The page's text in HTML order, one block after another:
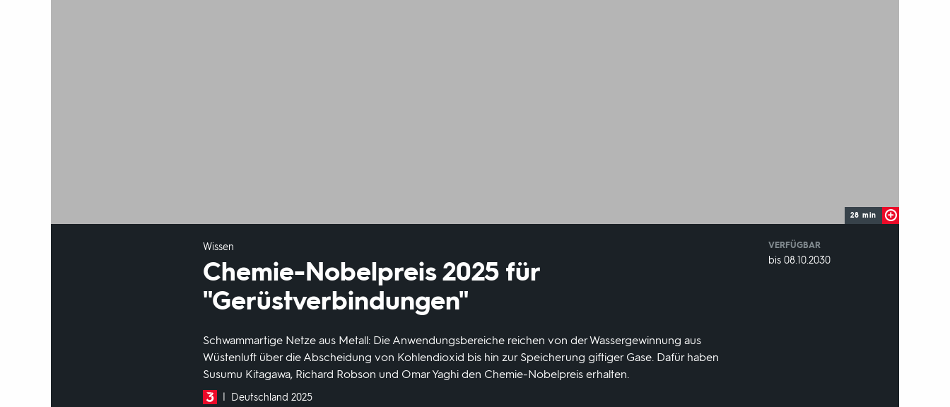
28 min
Wissen
Chemie-Nobelpreis 2025 für
"Gerüstverbindungen"
Schwammartige Netze aus Metall: Die Anwendungsbereiche reichen von der Wassergewinnung aus
Wüstenluft über die Abscheidung von Kohlendioxid bis hin zur Speicherung giftiger Gase. Dafür haben
Susumu Kitagawa, Richard Robson und Omar Yaghi den Chemie-Nobelpreis erhalten.
Produktionsland
Deutschland 2025
VERFÜGBAR
weltweit
VERFÜGBAR
bis 08.10.2030